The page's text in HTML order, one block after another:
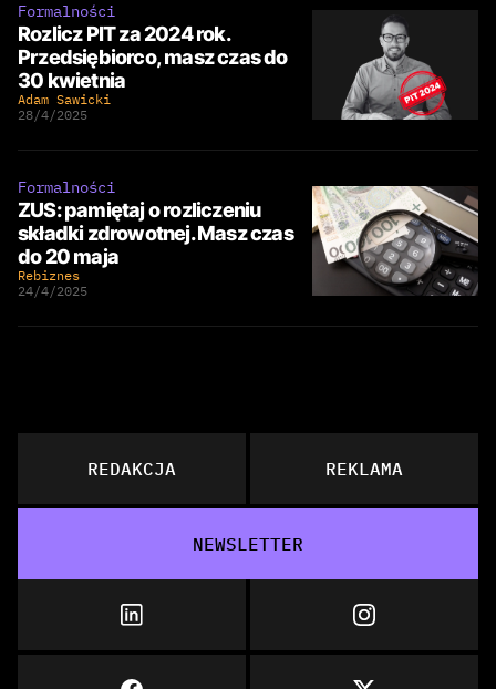
Formalności
Rozlicz PIT za 2024 rok.
Przedsiębiorco, masz czas do
30 kwietnia
Adam Sawicki
28/4/2025
Formalności
ZUS: pamiętaj o rozliczeniu
składki zdrowotnej. Masz czas
do 20 maja
Rebiznes
24/4/2025
REDAKCJA REKLAMA
NEWSLETTER